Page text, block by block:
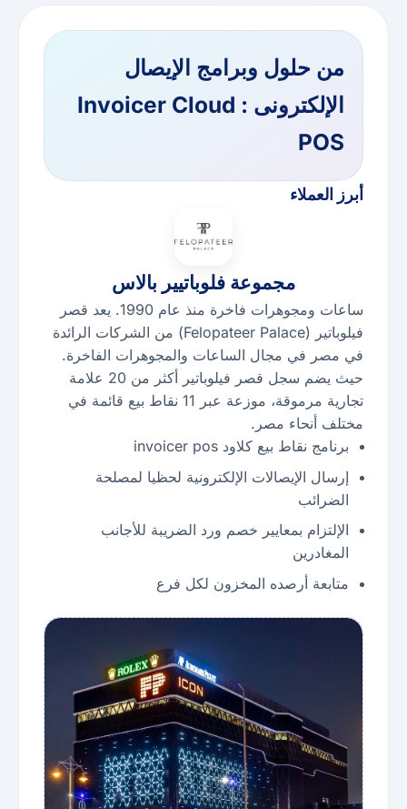
من حلول وبرامج الإيصال
الإلكترونى : Invoicer Cloud
POS
أبرز العملاء
مجموعة فلوباتيير بالاس
ساعات ومجوهرات فاخرة منذ عام 1990. يعد قصر
فيلوباتير (Felopateer Palace) من الشركات الرائدة
في مصر في مجال الساعات والمجوهرات الفاخرة.
حيث يضم سجل قصر فيلوباتير أكثر من 20 علامة
تجارية مرموقة، موزعة عبر 11 نقاط بيع قائمة في
مختلف أنحاء مصر.
برنامج نقاط بيع كلاود invoicer pos
إرسال الإيصالات الإلكترونية لحظيا لمصلحة
الضرائب
الإلتزام بمعايير خصم ورد الضريبة للأجانب
المغادرين
متابعة أرصده المخزون لكل فرع